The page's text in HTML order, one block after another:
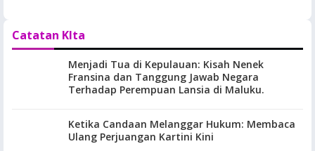
Catatan KIta
Menjadi Tua di Kepulauan: Kisah Nenek
Fransina dan Tanggung Jawab Negara
Terhadap Perempuan Lansia di Maluku.
Ketika Candaan Melanggar Hukum: Membaca
Ulang Perjuangan Kartini Kini